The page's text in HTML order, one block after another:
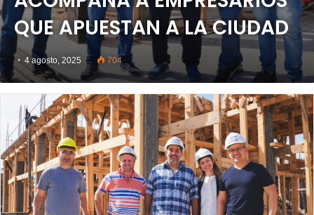
QUE APUESTAN A LA CIUDAD
4 agosto, 2025 704